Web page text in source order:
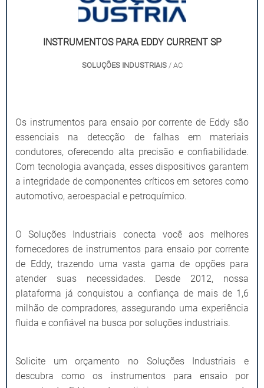
INSTRUMENTOS PARA EDDY CURRENT SP
SOLUÇÕES INDUSTRIAIS/ AC
Os instrumentos para ensaio por corrente de Eddy são
essenciais na detecção de falhas em materiais
condutores, oferecendo alta precisão e confiabilidade.
Com tecnologia avançada, esses dispositivos garantem
a integridade de componentes críticos em setores como
automotivo, aeroespacial e petroquímico.
O Soluções Industriais conecta você aos melhores
fornecedores de instrumentos para ensaio por corrente
de Eddy, trazendo uma vasta gama de opções para
atender suas necessidades. Desde 2012, nossa
plataforma já conquistou a confiança de mais de 1,6
milhão de compradores, assegurando uma experiência
fluida e confiável na busca por soluções industriais.
Solicite um orçamento no Soluções Industriais e
descubra como os instrumentos para ensaio por